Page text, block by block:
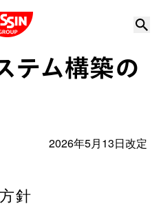
Group
テム構築の
2026年5月13日改定
針